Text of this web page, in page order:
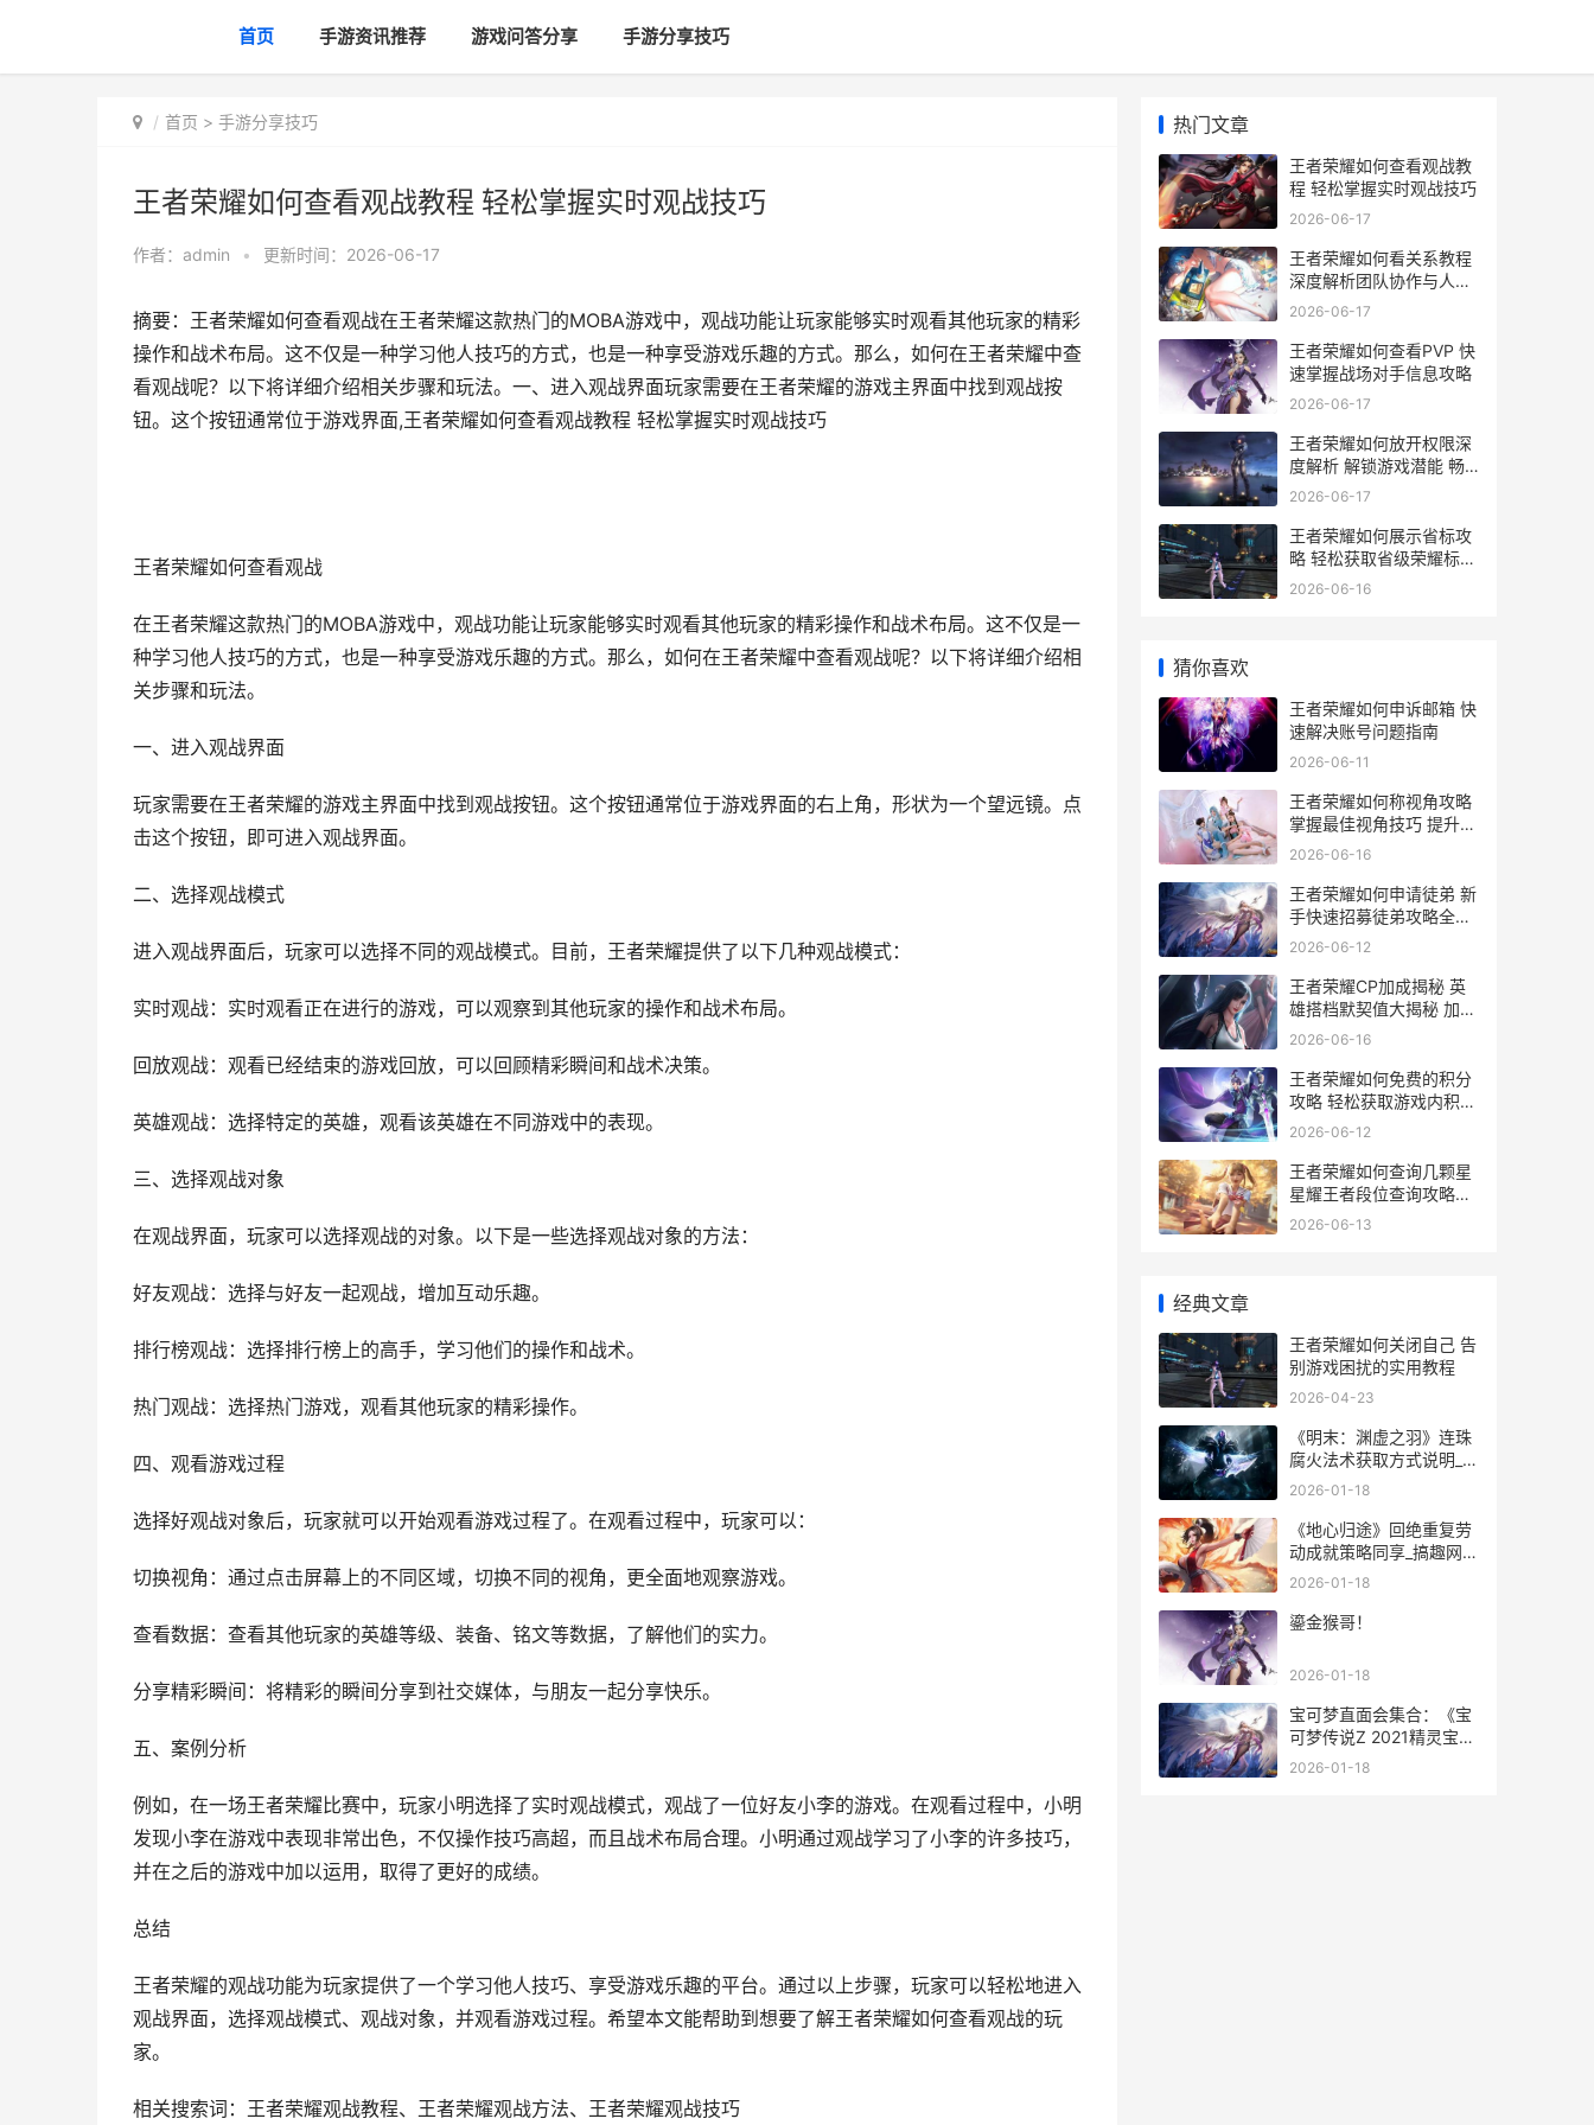
首页 手游资讯推荐 游戏问答分享 手游分享技巧
首页 > 手游分享技巧
王者荣耀如何查看观战教程 轻松掌握实时观战技巧
作者： admin • 更新时间：2026-06-17
摘要：王者荣耀如何查看观战在王者荣耀这款热门的MOBA游戏中，观战功能让玩家能够实时观看其他玩家的精彩
操作和战术布局。这不仅是一种学习他人技巧的方式，也是一种享受游戏乐趣的方式。那么，如何在王者荣耀中查
看观战呢？以下将详细介绍相关步骤和玩法。一、进入观战界面玩家需要在王者荣耀的游戏主界面中找到观战按
钮。这个按钮通常位于游戏界面,王者荣耀如何查看观战教程 轻松掌握实时观战技巧
王者荣耀如何查看观战
在王者荣耀这款热门的MOBA游戏中，观战功能让玩家能够实时观看其他玩家的精彩操作和战术布局。这不仅是一
种学习他人技巧的方式，也是一种享受游戏乐趣的方式。那么，如何在王者荣耀中查看观战呢？以下将详细介绍相
关步骤和玩法。
一、进入观战界面
玩家需要在王者荣耀的游戏主界面中找到观战按钮。这个按钮通常位于游戏界面的右上角，形状为一个望远镜。点
击这个按钮，即可进入观战界面。
二、选择观战模式
进入观战界面后，玩家可以选择不同的观战模式。目前，王者荣耀提供了以下几种观战模式：
实时观战：实时观看正在进行的游戏，可以观察到其他玩家的操作和战术布局。
回放观战：观看已经结束的游戏回放，可以回顾精彩瞬间和战术决策。
英雄观战：选择特定的英雄，观看该英雄在不同游戏中的表现。
三、选择观战对象
在观战界面，玩家可以选择观战的对象。以下是一些选择观战对象的方法：
好友观战：选择与好友一起观战，增加互动乐趣。
排行榜观战：选择排行榜上的高手，学习他们的操作和战术。
热门观战：选择热门游戏，观看其他玩家的精彩操作。
四、观看游戏过程
选择好观战对象后，玩家就可以开始观看游戏过程了。在观看过程中，玩家可以：
切换视角：通过点击屏幕上的不同区域，切换不同的视角，更全面地观察游戏。
查看数据：查看其他玩家的英雄等级、装备、铭文等数据，了解他们的实力。
分享精彩瞬间：将精彩的瞬间分享到社交媒体，与朋友一起分享快乐。
五、案例分析
例如，在一场王者荣耀比赛中，玩家小明选择了实时观战模式，观战了一位好友小李的游戏。在观看过程中，小明
发现小李在游戏中表现非常出色，不仅操作技巧高超，而且战术布局合理。小明通过观战学习了小李的许多技巧，
并在之后的游戏中加以运用，取得了更好的成绩。
总结
王者荣耀的观战功能为玩家提供了一个学习他人技巧、享受游戏乐趣的平台。通过以上步骤，玩家可以轻松地进入
观战界面，选择观战模式、观战对象，并观看游戏过程。希望本文能帮助到想要了解王者荣耀如何查看观战的玩
家。
相关搜索词：王者荣耀观战教程、王者荣耀观战方法、王者荣耀观战技巧
热门文章
王者荣耀如何查看观战教
程 轻松掌握实时观战技巧
2026-06-17
王者荣耀如何看关系教程
深度解析团队协作与人际
互动技巧
2026-06-17
王者荣耀如何查看PVP 快
速掌握战场对手信息攻略
2026-06-17
王者荣耀如何放开权限深
度解析 解锁游戏潜能 畅
享无拘无束的游戏体验
2026-06-17
王者荣耀如何展示省标攻
略 轻松获取省级荣耀标识
全解析
2026-06-16
猜你喜欢
王者荣耀如何申诉邮箱 快
速解决账号问题指南
2026-06-11
王者荣耀如何称视角攻略
掌握最佳视角技巧 提升游
戏体验
2026-06-16
王者荣耀如何申请徒弟 新
手快速招募徒弟攻略全解
析
2026-06-12
王者荣耀CP加成揭秘 英
雄搭档默契值大揭秘 加成
多少让你战力飙升
2026-06-16
王者荣耀如何免费的积分
攻略 轻松获取游戏内积分
全解析
2026-06-12
王者荣耀如何查询几颗星
星耀王者段位查询攻略全
解析
2026-06-13
经典文章
王者荣耀如何关闭自己 告
别游戏困扰的实用教程
2026-04-23
《明末：渊虚之羽》连珠
腐火法术获取方式说明_搞
趣网 明末渊虚之羽游戏
2026-01-18
《地心归途》回绝重复劳
动成就策略同享_搞趣网
地心归来不看谷上一句
2026-01-18
鎏金猴哥！
2026-01-18
宝可梦直面会集合：《宝
可梦传说Z 2021精灵宝可
梦直面会
2026-01-18